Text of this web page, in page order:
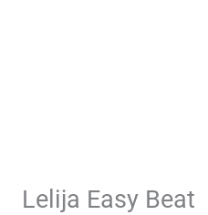
Lelija Easy Beat